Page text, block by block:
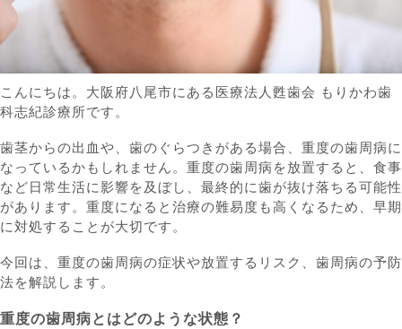
こんにちは。大阪府八尾市にある医療法人甦歯会 もりかわ歯
科志紀診療所です。
歯茎からの出血や、歯のぐらつきがある場合、重度の歯周病に
なっているかもしれません。重度の歯周病を放置すると、食事
など日常生活に影響を及ぼし、最終的に歯が抜け落ちる可能性
があります。重度になると治療の難易度も高くなるため、早期
に対処することが大切です。
今回は、重度の歯周病の症状や放置するリスク、歯周病の予防
法を解説します。
重度の歯周病とはどのような状態？